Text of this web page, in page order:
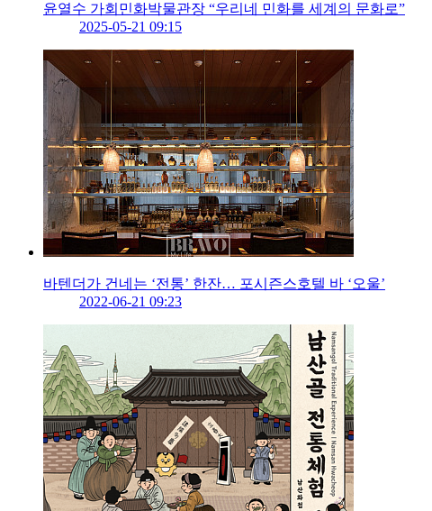
윤열수 가회민화박물관장 “우리네 민화를 세계의 문화로”
2025-05-21 09:15
바텐더가 건네는 ‘전통’ 한잔… 포시즌스호텔 바 ‘오울’
2022-06-21 09:23